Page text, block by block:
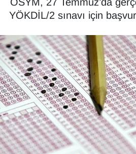
YÖKDİL/2 sınavı için
ÇEVRE
Deprem
Dernekler, Odalar
Diğer
DÜNYA
EĞİTİM
Tüm Manşetler
Son Dakika Haberleri
Haber Arşivi